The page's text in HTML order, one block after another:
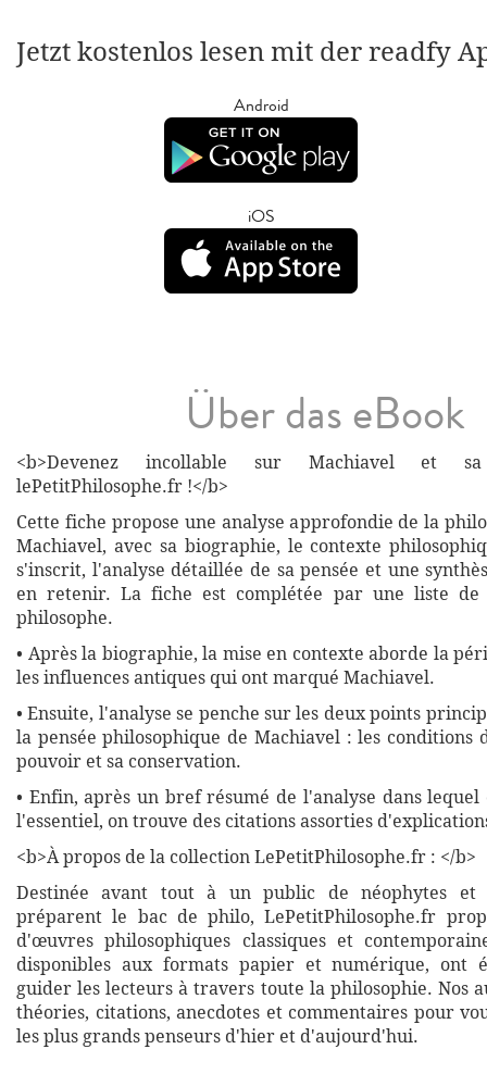
Jetzt kostenlos lesen mit der readfy
Android
iOS
Über das eBook
<b>Devenez incollable sur Machiavel et
lePetitPhilosophe.fr !</b>
Cette fiche propose une analyse approfondie de la
Machiavel, avec sa biographie, le contexte
s'inscrit, l'analyse détaillée de sa pensée et une
en retenir. La fiche est complétée par une liste de
philosophe.
• Après la biographie, la mise en contexte aborde la
les influences antiques qui ont marqué Machiavel.
• Ensuite, l'analyse se penche sur les deux points
la pensée philosophique de Machiavel : les conditions
pouvoir et sa conservation.
• Enfin, après un bref résumé de l'analyse dans lequel
l'essentiel, on trouve des citations assorties
<b>À propos de la collection LePetitPhilosophe.fr : </b>
Destinée avant tout à un public de néophytes et
préparent le bac de philo, LePetitPhilosophe.fr
d'œuvres philosophiques classiques et
disponibles aux formats papier et numérique, ont
guider les lecteurs à travers toute la philosophie. Nos
théories, citations, anecdotes et commentaires pour
les plus grands penseurs d'hier et d'aujourd'hui.